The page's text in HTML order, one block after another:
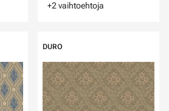
+2 vaihtoehtoja
DURO